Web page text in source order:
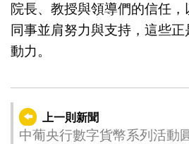
院長、教授與領導們的信任
同事並肩努力與支持，這些
動力。
上一則新聞
中葡央行數字貨幣系列活